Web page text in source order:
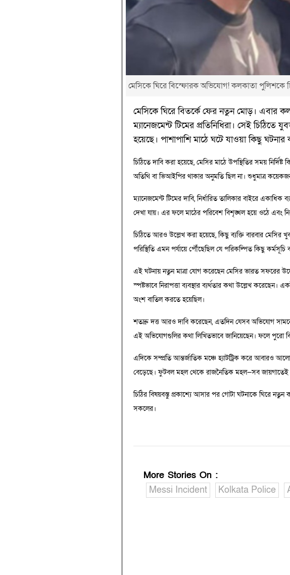
মেসিকে ঘিরে বিস্ফোরক অভিযোগ! কলকাতা পুলিশকে
মেসিকে ঘিরে বিতর্কে ফের নতুন মোড়। এবার
ম্যানেজমেন্ট টিমের প্রতিনিধিরা। সেই চিঠিতে
হয়েছে। পাশাপাশি মাঠে ঘটে যাওয়া কিছু
চিঠিতে দাবি করা হয়েছে, মেসির মাঠে উপস্থিতির সময়
অতিথি বা ভিআইপির থাকার অনুমতি ছিল না। শুধুমাত্র
ম্যানেজমেন্ট টিমের দাবি, নির্ধারিত তালিকার বাইরে
দেখা যায়। এর ফলে মাঠের পরিবেশ বিশৃঙ্খল হয়ে ওঠে এবং
চিঠিতে আরও উল্লেখ করা হয়েছে, কিছু ব্যক্তি বারবার মেসির
পরিস্থিতি এমন পর্যায়ে পৌঁছেছিল যে পরিকল্পিত কিছু
এই ঘটনায় নতুন মাত্রা যোগ করেছেন মেসির ভারত সফরের
স্পষ্টভাবে নিরাপত্তা ব্যবস্থার ব্যর্থতার কথা উল্লেখ
অংশ বাতিল করতে হয়েছিল।
শতদ্রু দত্ত আরও দাবি করেছেন, এতদিন যেসব অভিযোগ সামনে
এই অভিযোগগুলির কথা লিখিতভাবে জানিয়েছেন। ফলে পুরো
এদিকে সম্প্রতি আন্তর্জাতিক মঞ্চে হ্যাটট্রিক করে আবারও
বেড়েছে। ফুটবল মহল থেকে রাজনৈতিক মহল—সব
চিঠির বিষয়বস্তু প্রকাশ্যে আসার পর গোটা ঘটনাকে ঘিরে
সকলের।
More Stories On :
Messi Incident
Kolkata Police